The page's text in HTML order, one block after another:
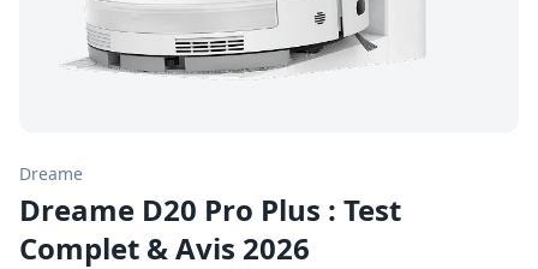
Dreame
Dreame D20 Pro Plus : Test
Complet & Avis 2026